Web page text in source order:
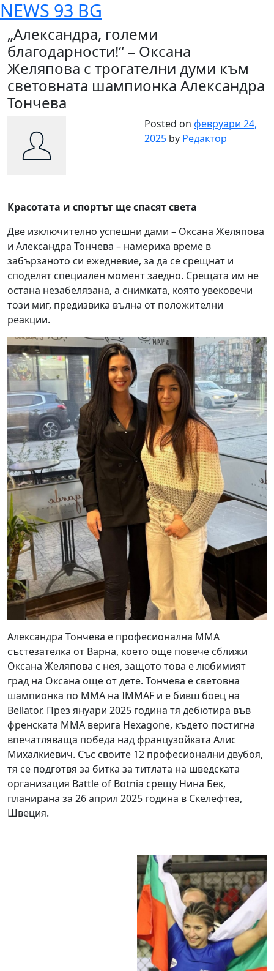
Skip
to
content
NEWS 93 BG
„Александра, големи
благодарности!“ – Оксана
Желяпова с трогателни думи към
световната шампионка Александра
Тончева
Posted on февруари 24,
2025 by Редактор
Красотата и спортът ще спасят света
Две изключително успешни дами – Оксана Желяпова
и Александра Тончева – намериха време в
забързаното си ежедневие, за да се срещнат и
споделят специален момент заедно. Срещата им не
остана незабелязана, а снимката, която увековечи
този миг, предизвика вълна от положителни
реакции.
Александра Тончева е професионална ММА
състезателка от Варна, което още повече сближи
Оксана Желяпова с нея, защото това е любимият
град на Оксана още от дете. Тончева е световна
шампионка по ММА на IMMAF и е бивш боец на
Bellator. През януари 2025 година тя дебютира във
френската ММА верига Hexagone, където постигна
впечатляваща победа над французойката Алис
Михалкиевич. Със своите 12 професионални двубоя,
тя се подготвя за битка за титлата на шведската
организация Battle of Botnia срещу Нина Бек,
планирана за 26 април 2025 година в Скелефтеа,
Швеция.